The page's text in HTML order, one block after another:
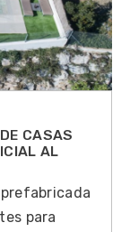
CASAS
AL
para